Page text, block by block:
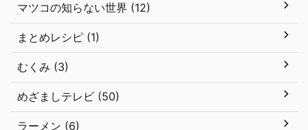
マツコの知らない世界 (12)
まとめレシピ (1)
むくみ (3)
めざましテレビ (50)
ラーメン (6)